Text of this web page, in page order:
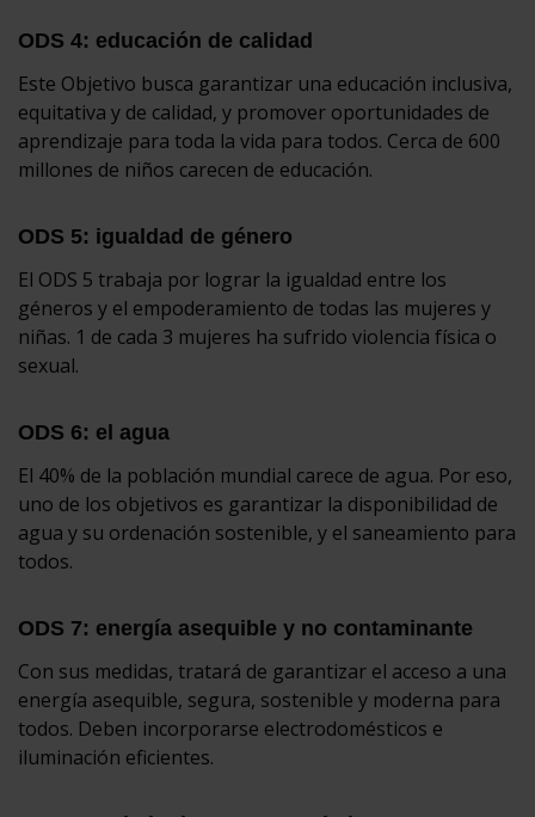
ODS 4: educación de calidad
Este Objetivo busca garantizar una educación inclusiva,
equitativa y de calidad, y promover oportunidades de
aprendizaje para toda la vida para todos. Cerca de 600
millones de niños carecen de educación.
ODS 5: igualdad de género
El ODS 5 trabaja por lograr la igualdad entre los
géneros y el empoderamiento de todas las mujeres y
niñas. 1 de cada 3 mujeres ha sufrido violencia física o
sexual.
ODS 6: el agua
El 40% de la población mundial carece de agua. Por eso,
uno de los objetivos es garantizar la disponibilidad de
agua y su ordenación sostenible, y el saneamiento para
todos.
ODS 7: energía asequible y no contaminante
Con sus medidas, tratará de garantizar el acceso a una
energía asequible, segura, sostenible y moderna para
todos. Deben incorporarse electrodomésticos e
iluminación eficientes.